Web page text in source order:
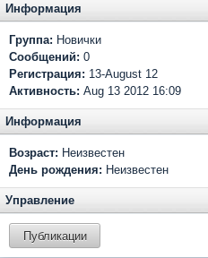
Информация
Группа: Новички
Сообщений: 0
Регистрация: 13-August 12
Активность: Aug 13 2012 16:09
Информация
Возраст: Неизвестен
День рождения: Неизвестен
Управление
Публикации